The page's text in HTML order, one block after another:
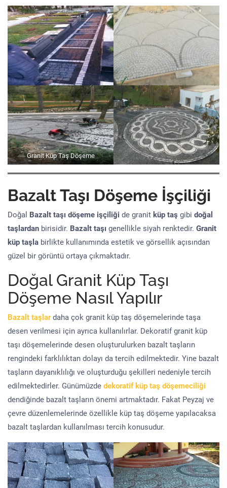
Granit Küp Taş Döşeme
Bazalt Taşı Döşeme İşçiliği
Doğal Bazalt taşı döşeme işçiliği de granit küp taş gibi doğal
taşlardan birisidir. Bazalt taşı genellikle siyah renktedir. Granit
küp taşla birlikte kullanımında estetik ve görsellik açısından
güzel bir görüntü ortaya çıkmaktadır.
Doğal Granit Küp Taşı
Döşeme Nasıl Yapılır
Bazalt taşlardaha çok granit küp taş döşemelerinde taşa
desen verilmesi için ayrıca kullanılırlar. Dekoratif granit küp
taşı döşemelerinde desen oluşturulurken bazalt taşların
rengindeki farklılıktan dolayı da tercih edilmektedir. Yine bazalt
taşların dayanıklılığı ve oluşturduğu şekilleri nedeniyle tercih
edilmektedirler. Günümüzde dekoratif küp taş döşemeciliği
dendiğinde bazalt taşların önemi artmaktadır. Fakat Peyzaj ve
çevre düzenlemelerinde özellikle küp taş döşeme yapılacaksa
bazalt taşlardan kullanılması tercih konusudur.